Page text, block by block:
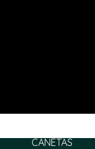
CANETAS